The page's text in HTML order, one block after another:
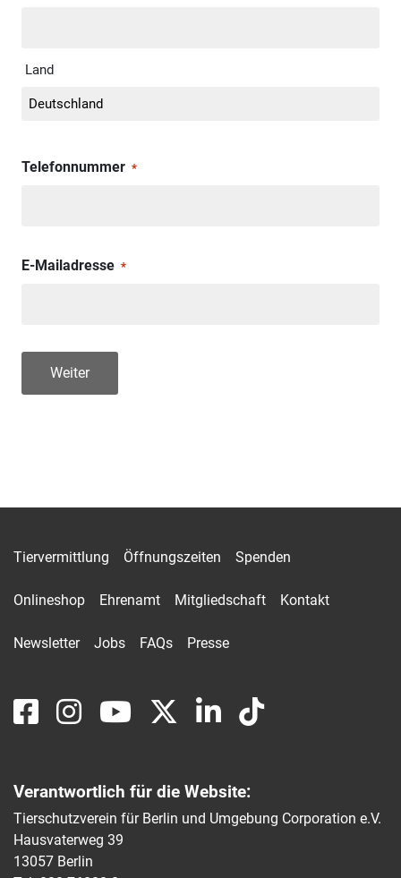
Land
Telefonnummer *
E-Mailadresse *
Weiter
Tiervermittlung Öffnungszeiten Spenden
Onlineshop Ehrenamt Mitgliedschaft Kontakt
Newsletter Jobs FAQs Presse
Verantwortlich für die Website:
Tierschutzverein für Berlin und Umgebung Corporation e.V.
Hausvaterweg 39
13057 Berlin